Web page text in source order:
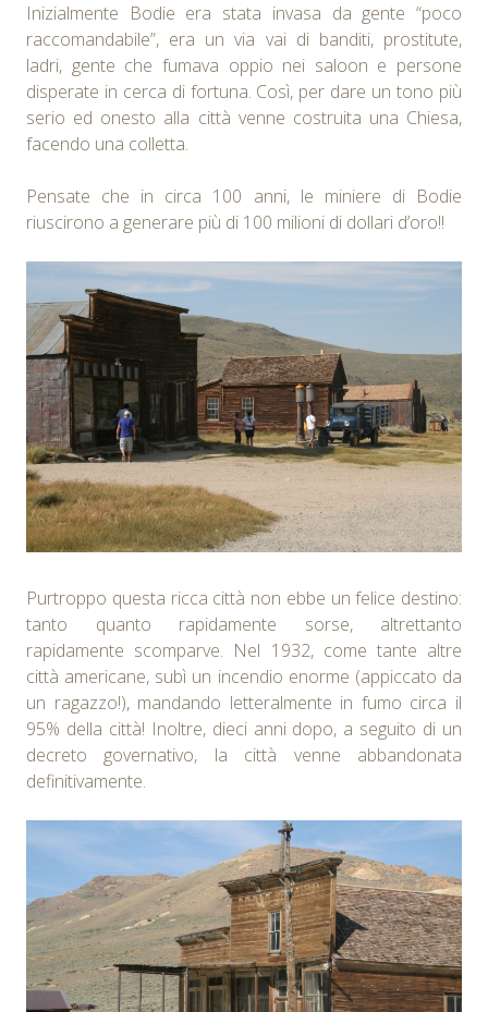
Inizialmente Bodie era stata invasa da gente “poco
raccomandabile”, era un via vai di banditi, prostitute,
ladri, gente che fumava oppio nei saloon e persone
disperate in cerca di fortuna. Così, per dare un tono più
serio ed onesto alla città venne costruita una Chiesa,
facendo una colletta.
Pensate che in circa 100 anni, le miniere di Bodie
riuscirono a generare più di 100 milioni di dollari d’oro!!
Purtroppo questa ricca città non ebbe un felice destino:
tanto quanto rapidamente sorse, altrettanto
rapidamente scomparve. Nel 1932, come tante altre
città americane, subì un incendio enorme (appiccato da
un ragazzo!), mandando letteralmente in fumo circa il
95% della città! Inoltre, dieci anni dopo, a seguito di un
decreto governativo, la città venne abbandonata
definitivamente.